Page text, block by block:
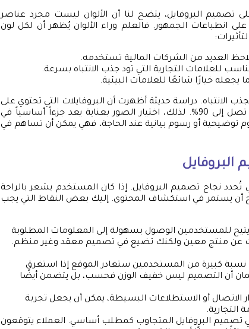
على تصميم البروفايل، يتضح لنا أن الألوان ليست مجرد عناصر
انطباعات الجمهور. فالعلم وراء الألوان يُظهر أن لكل لون
العديد من الشركات المالية تستخدمه.
للعلامات التجارية التي تود جذب الانتباه بسرعة.
يجعله خيارًا شائعًا للعلامات البيئية.
الانتباه. دراسة حديثة أظهرت أن البروفايلات التي تحتوي على
صور عالية الجودة تعزز من التفاعل بنسبة تصل إلى 90%. لذلك، اختيار الصور بعناية يعد جزءاً أساسياً في
توضيحية أو رسوم بيانية عند الحاجة، فهي يمكن أن تساهم في
البروفايل
نجاح تصميم البروفايل. إذا كان المستخدم يشعر بالراحة
أن يستمر في استكشاف المحتوى. إليك بعض النقاط التي يجب
للمستخدمين الوصول بسهولة إلى المعلومات المطلوبة
عن منتج معين ولكنك تضيع في تصميم معقد وغير منظم.
نسبة كبيرة من المستخدمين ستغادر الموقع إذا استغرق
لذلك، يجب ضمان أن التصميم ليس خفيف الوزن فحسب، بل يتضمن أيضًا
الاتصال أو الاستطلاعات البسيطة، يمكن أن يجعل تجربة
التجارية.
تصميم البروفايل المتجاوب كمطلب أساسي. العملاء يتوقعون